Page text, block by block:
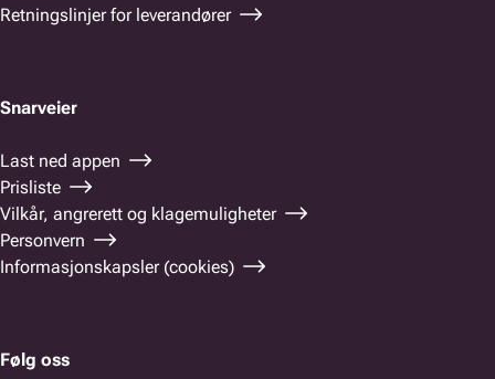
Retningslinjer for leverandører
Snarveier
Last ned appen
Prisliste
Vilkår, angrerett og klagemuligheter
Personvern
Informasjonskapsler (cookies)
Følg oss